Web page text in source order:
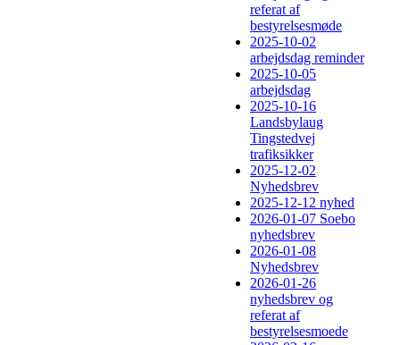
referat af
bestyrelsesmøde
2025-10-02
arbejdsdag reminder
2025-10-05
arbejdsdag
2025-10-16
Landsbylaug
Tingstedvej
trafiksikker
2025-12-02
Nyhedsbrev
2025-12-12 nyhed
2026-01-07 Soebo
nyhedsbrev
2026-01-08
Nyhedsbrev
2026-01-26
nyhedsbrev og
referat af
bestyrelsesmoede